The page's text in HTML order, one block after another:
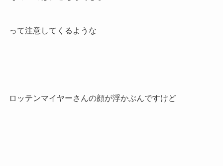
って注意してくるような
ロッテンマイヤーさんの顔が浮かぶんですけど